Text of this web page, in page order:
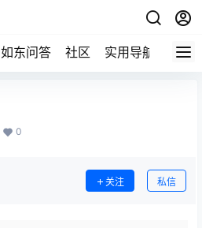
如东问答 社区 实用导航 如东
0
关注 私信